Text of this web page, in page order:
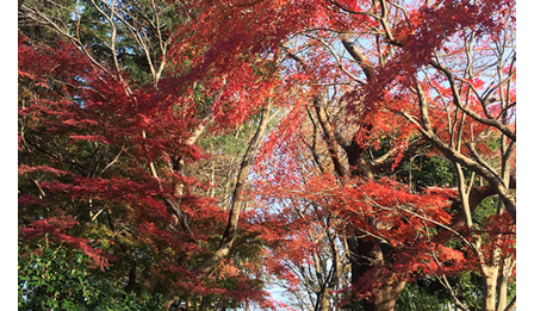
井の頭の家O (1)
佃島の集合住宅 (1)
神田の集合住宅 (2)
蔵前のホテル (2)
井の頭の家 A (1)
新舞子のソーシャルファーム (4)
比良の高齢者施設 (5)
新プロジェクト (1)